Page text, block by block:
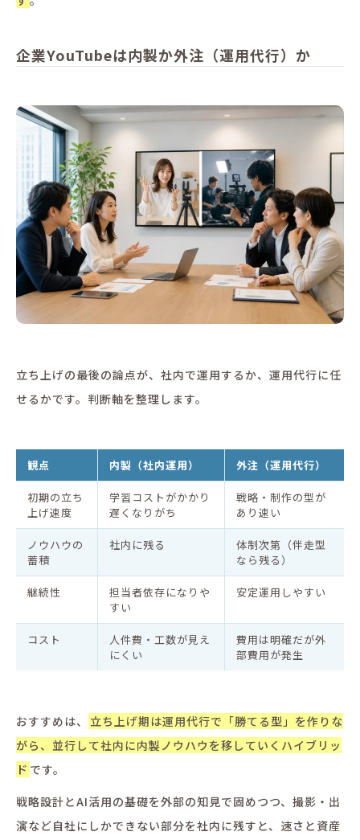
企業YouTubeは内製か外注（運用代行）か
立ち上げの最後の論点が、社内で運用するか、運用代行に任
せるかです。判断軸を整理します。
観点 内製（社内運用） 外注（運用代行）
初期の立ち
上げ速度
学習コストがかかり
遅くなりがち
戦略・制作の型が
あり速い
ノウハウの
蓄積
社内に残る
体制次第（伴走型
なら残る）
継続性
担当者依存になりや
すい
安定運用しやすい
コスト
人件費・工数が見え
にくい
費用は明確だが外
部費用が発生
おすすめは、
立ち上げ期は運用代行で「勝てる型」を作りな
がら、並行して社内に内製ノウハウを移していくハイブリッ
ド です。
戦略設計とAI活用の基礎を外部の知見で固めつつ、撮影・出
演など自社にしかできない部分を社内に残すと、速さと資産